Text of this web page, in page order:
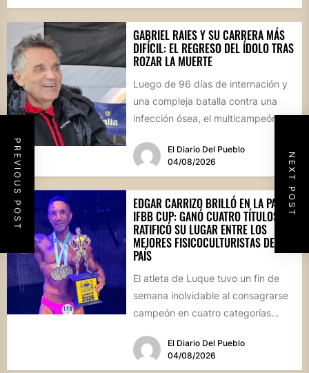
PREVIOUS POST NEXT POST
GABRIEL RAIES Y SU CARRERA MÁS
DIFÍCIL: EL REGRESO DEL ÍDOLO TRAS
ROZAR LA MUERTE
Luego de 96 días de internación y
una compleja batalla contra una
infección ósea, el multicampeón de
El Diario Del Pueblo
04/08/2026
EDGAR CARRIZO BRILLÓ EN LA PAMPA
IFBB CUP: GANÓ CUATRO TÍTULOS Y
RATIFICÓ SU LUGAR ENTRE LOS
MEJORES FISICOCULTURISTAS DEL
PAÍS
El atleta de Luque tuvo un fin de
semana inolvidable al consagrarse
campeón en cuatro categorías
competencia...El Diario Del Pueblo
04/08/2026